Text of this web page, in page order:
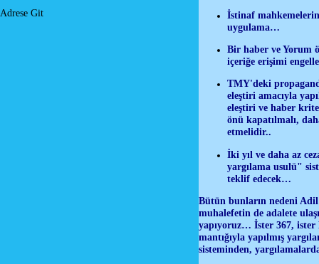
Adrese Git
İstinaf
uygulama…
Bir haber ve Yorum
içeriğe erişimi
TMY'deki
eleştiri amacıyla
eleştiri ve haber
önü kapatılmalı,
etmelidir..
İki yıl ve daha az
yargılama usulü"
teklif edecek…
Bütün bunların nedeni Adil
muhalefetin de adalete
yapıyoruz… İster 367, ister
mantığıyla yapılmış
sisteminden,